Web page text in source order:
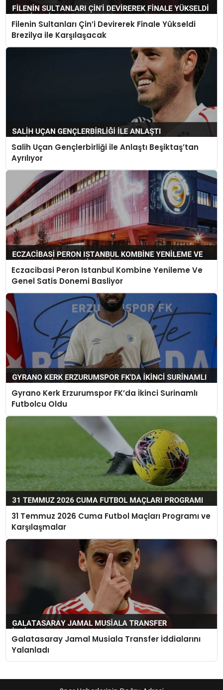
Filenin Sultanları Çin’i Devirerek Finale Yükseldi
Brezilya ile Karşılaşacak
Salih Uçan Gençlerbirliği ile Anlaştı Beşiktaş’tan
Ayrılıyor
Eczacibasi Peron Istanbul Kombine Yenileme Ve
Genel Satis Donemi Basliyor
Gyrano Kerk Erzurumspor FK’da İkinci Surinamlı
Futbolcu Oldu
31 Temmuz 2026 Cuma Futbol Maçları Programı ve
Karşılaşmalar
Galatasaray Jamal Musiala Transfer İddialarını
Yalanladı